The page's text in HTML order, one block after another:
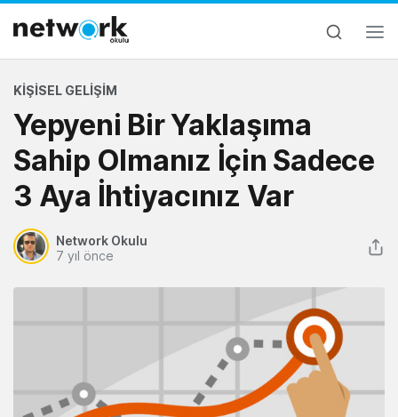
KIŞISEL GELIŞIM
Yepyeni Bir Yaklaşıma
Sahip Olmanız İçin Sadece
3 Aya İhtiyacınız Var
Network Okulu
7 yıl önce